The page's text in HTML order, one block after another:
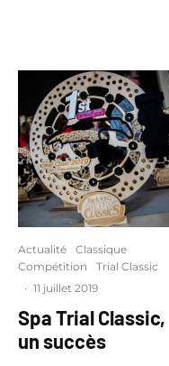
Actualité
Classique
Compétition
Trial Classic
· 11 juillet 2019
Spa Trial Classic,
un succès